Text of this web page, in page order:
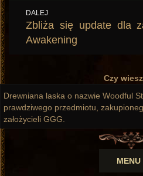
DALEJ
Następny
wpis:
Zbliża się update dla
Awakening
Czy
Drewniana laska o nazwie Woodful
prawdziwego przedmiotu,
założycieli GGG.
MENU